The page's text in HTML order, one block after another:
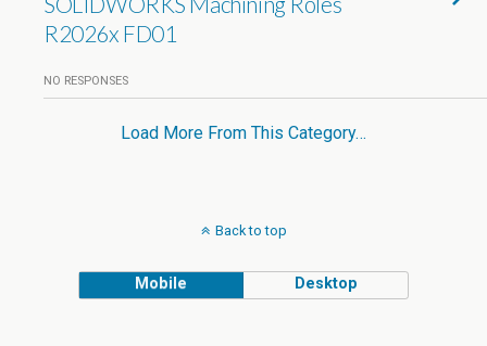
R2026x FD01
NO RESPONSES
Load More From This Category…
Back to top
Mobile Desktop